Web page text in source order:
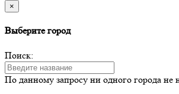
×
Выберите город
Поиск:
По данному запросу ни одного города не